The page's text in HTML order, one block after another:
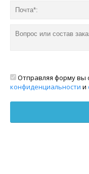
Отправляя форму вы
конфиденциальности и